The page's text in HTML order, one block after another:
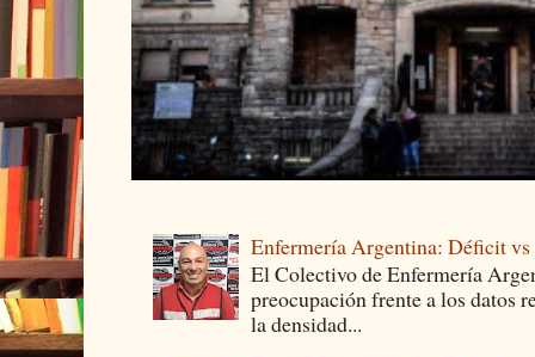
Enfermería Argentina: Déficit
El Colectivo de Enfermería
preocupación frente a los datos
la densidad...